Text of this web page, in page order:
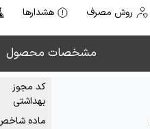
روش مصرف هشدارها
مشخصات محصول
کد مجوز
بهداشتی
ماده